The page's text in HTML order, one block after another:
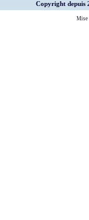
Copyright depuis
Mise